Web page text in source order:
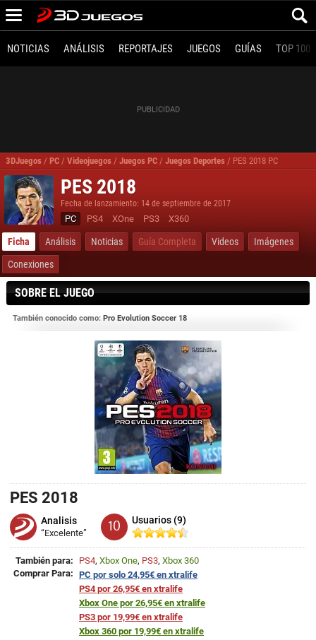
NOTICIAS ANÁLISIS REPORTAJES JUEGOS GUÍAS TOP 100
3DJuegos / PC / Videojuegos / Juegos PC / Juegos Deportes / PES 2018 PC
PES 2018
Fecha de lanzamiento: 14 de septiembre de 2017
PC PS4 XOne PS3 X360
Ficha Análisis Noticias Guía Completa Videos
Imágenes
Conexiones
SOBRE EL JUEGO
También conocido como: Pro Evolution Soccer 18
PES 2018
Analisis
“Excelente” 10 Usuarios (9)
También para: PS4, Xbox One, PS3, Xbox 360
Comprar Para: PC por solo 24,95€ en xtralife
PS4 por 26,95€ en xtralife
Xbox One por 26,95€ en xtralife
PS3 por 19,99€ en xtralife
Xbox 360 por 19,99€ en xtralife